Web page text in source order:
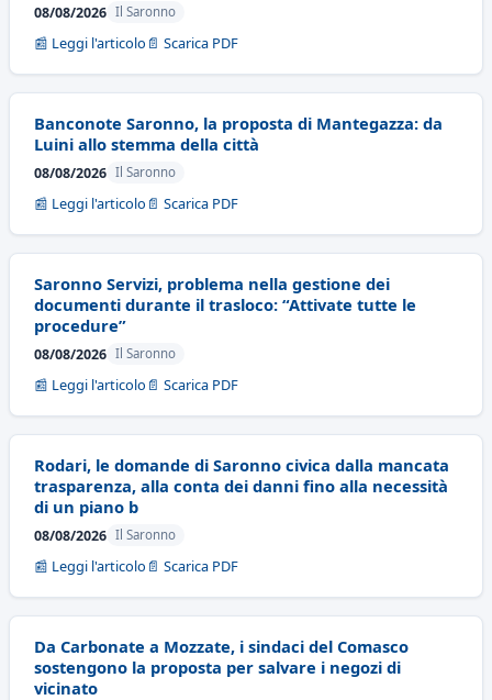
08/08/2026 Il Saronno
📰 Leggi l'articolo 📄 Scarica PDF
Banconote Saronno, la proposta di Mantegazza: da
Luini allo stemma della città
08/08/2026 Il Saronno
📰 Leggi l'articolo 📄 Scarica PDF
Saronno Servizi, problema nella gestione dei
documenti durante il trasloco: “Attivate tutte le
procedure”
08/08/2026 Il Saronno
📰 Leggi l'articolo 📄 Scarica PDF
Rodari, le domande di Saronno civica dalla mancata
trasparenza, alla conta dei danni fino alla necessità
di un piano b
08/08/2026 Il Saronno
📰 Leggi l'articolo 📄 Scarica PDF
Da Carbonate a Mozzate, i sindaci del Comasco
sostengono la proposta per salvare i negozi di
vicinato